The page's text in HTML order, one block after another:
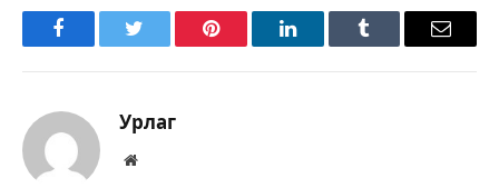
FacebookTwitter Pinterest LinkedInTumblr Имэйл
Урлаг
Вэбсайт